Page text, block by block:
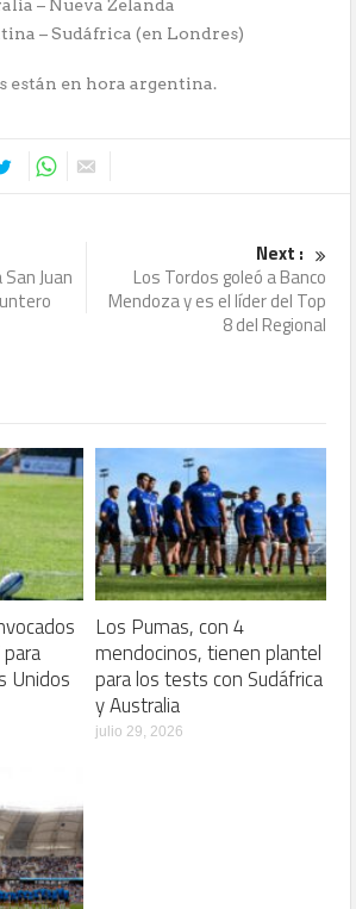
– Nueva Zelanda
– Sudáfrica (en Londres)
están en hora argentina.
Juan
Next :
Los Tordos goleó a Banco
Mendoza y es el líder del Top
8 del Regional
Unidos
Los Pumas, con 4
mendocinos, tienen plantel
para los tests con Sudáfrica
y Australia
julio 29, 2026